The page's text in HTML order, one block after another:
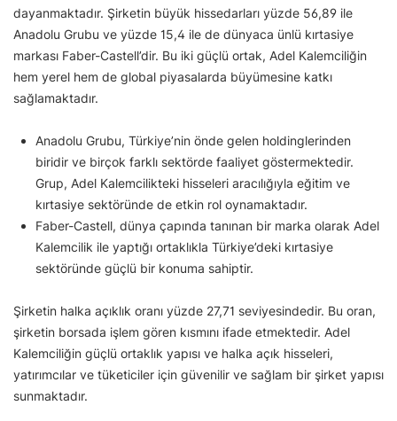
dayanmaktadır. Şirketin büyük hissedarları yüzde 56,89 ile
Anadolu Grubu ve yüzde 15,4 ile de dünyaca ünlü kırtasiye
markası Faber-Castell’dir. Bu iki güçlü ortak, Adel Kalemciliğin
hem yerel hem de global piyasalarda büyümesine katkı
sağlamaktadır.
Anadolu Grubu, Türkiye’nin önde gelen holdinglerinden
biridir ve birçok farklı sektörde faaliyet göstermektedir.
Grup, Adel Kalemcilikteki hisseleri aracılığıyla eğitim ve
kırtasiye sektöründe de etkin rol oynamaktadır.
Faber-Castell, dünya çapında tanınan bir marka olarak Adel
Kalemcilik ile yaptığı ortaklıkla Türkiye’deki kırtasiye
sektöründe güçlü bir konuma sahiptir.
Şirketin halka açıklık oranı yüzde 27,71 seviyesindedir. Bu oran,
şirketin borsada işlem gören kısmını ifade etmektedir. Adel
Kalemciliğin güçlü ortaklık yapısı ve halka açık hisseleri,
yatırımcılar ve tüketiciler için güvenilir ve sağlam bir şirket yapısı
sunmaktadır.